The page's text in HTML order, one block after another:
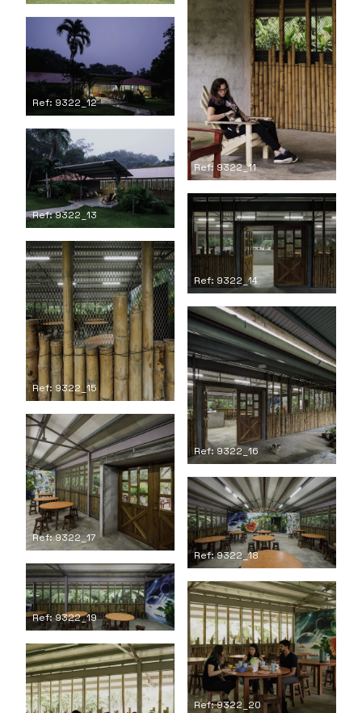
Ref: 9322_11
Ref: 9322_12
Ref: 9322_13
Ref: 9322_14
Ref: 9322_15
Ref: 9322_16
Ref: 9322_17
Ref: 9322_18
Ref: 9322_19
Ref: 9322_20